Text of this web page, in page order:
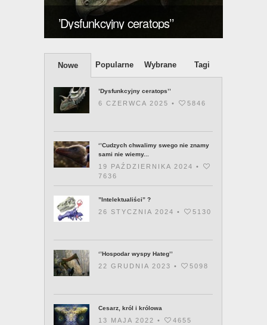
’Dysfunkcyjny ceratops’’
Nowe Popularne Wybrane Tagi
’Dysfunkcyjny ceratops’’
6 CZERWCA 2025 • 5846
‘’Cudzych chwalimy swego nie znamy
sami nie wiemy...
19 PAŹDZIERNIKA 2024 •
7636
”Intelektualiści” ?
26 STYCZNIA 2024 • 5130
‘’Hospodar wyspy Hateg’’
22 GRUDNIA 2023 • 5098
Cesarz, król i królowa
13 MAJA 2022 • 4655